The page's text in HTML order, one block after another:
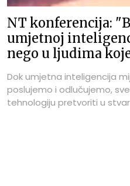
NT konferencija:
umjetnoj
nego u ljudima
Dok umjetna inteligencija
poslujemo i odlučujemo,
tehnologiju pretvoriti u